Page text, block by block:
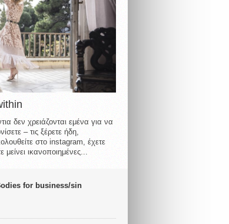
δεν χρειάζονται εμένα για να
– τις ξέρετε ήδη,
στο instagram, έχετε
μείνει ικανοποιημένες...
for business/sin